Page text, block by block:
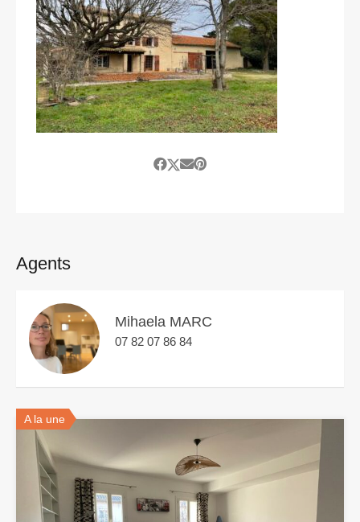
Agents
Mihaela MARC
07 82 07 86 84
A la une